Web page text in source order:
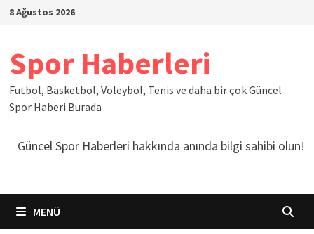
İçeriğe
8 Ağustos 2026
Spor Haberleri
Futbol, Basketbol, Voleybol, Tenis ve daha bir çok Güncel
Spor Haberi Burada
Güncel Spor Haberleri hakkında anında bilgi sahibi olun!
MENÜ